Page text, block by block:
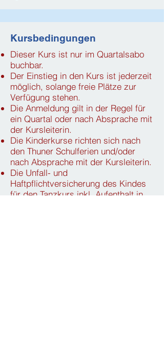
Kursbedingungen
Dieser Kurs ist nur im Quartalsabo
buchbar.
Der Einstieg in den Kurs ist jederzeit
möglich, solange freie Plätze zur
Verfügung stehen.
Die Anmeldung gilt in der Regel für
ein Quartal oder nach Absprache mit
der Kursleiterin.
Die Kinderkurse richten sich nach
den Thuner Schulferien und/oder
nach Absprache mit der Kursleiterin.
Die Unfall- und
Haftpflichtversicherung des Kindes
für den Tanzkurs inkl. Aufenthalt in